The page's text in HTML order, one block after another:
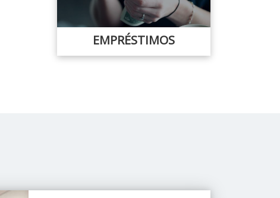
EMPRÉSTIMOS